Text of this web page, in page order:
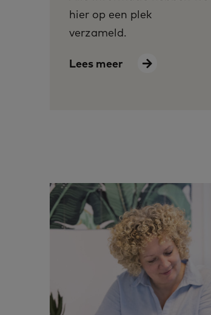
hier op een plek
verzameld.
Lees meer